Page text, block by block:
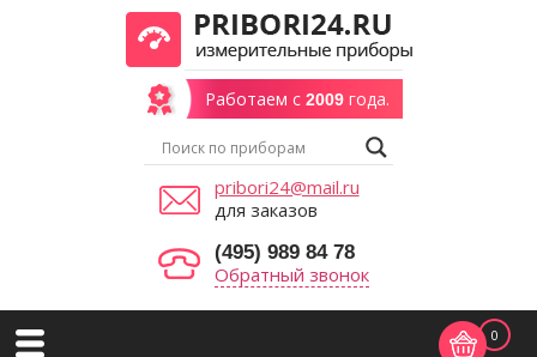
Работаем с 2009года.
pribori24@mail.ru
для заказов
(495) 989 84 78
Обратный звонок
0